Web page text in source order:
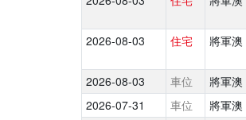
2026-08-03 住宅 將軍澳
2026-08-03 車位 將軍澳
2026-07-31
車位 將軍澳